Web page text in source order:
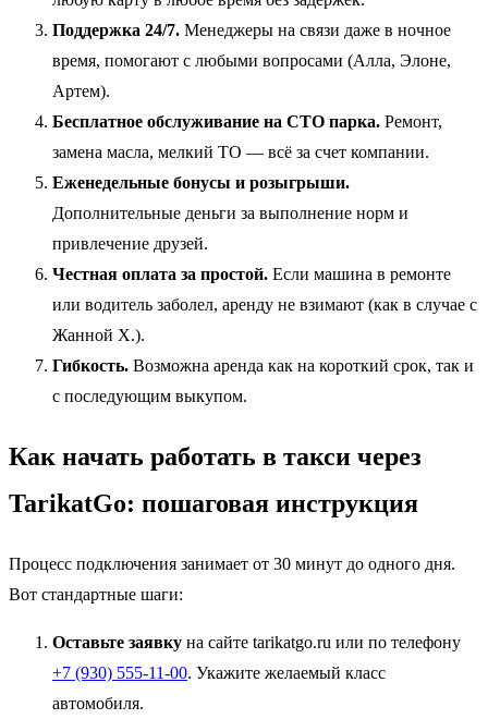
Поддержка 24/7. Менеджеры на связи даже в ночное
время, помогают с любыми вопросами (Алла, Элоне,
Артем).
Бесплатное обслуживание на СТО парка. Ремонт,
замена масла, мелкий ТО — всё за счет компании.
Еженедельные бонусы и розыгрыши.
Дополнительные деньги за выполнение норм и
привлечение друзей.
Честная оплата за простой. Если машина в ремонте
или водитель заболел, аренду не взимают (как в случае с
Жанной Х.).
Гибкость. Возможна аренда как на короткий срок, так и
с последующим выкупом.
Как начать работать в такси через
TarikatGo: пошаговая инструкция
Процесс подключения занимает от 30 минут до одного дня.
Вот стандартные шаги:
Оставьте заявку на сайте tarikatgo.ru или по телефону
+7 (930) 555-11-00. Укажите желаемый класс
автомобиля.